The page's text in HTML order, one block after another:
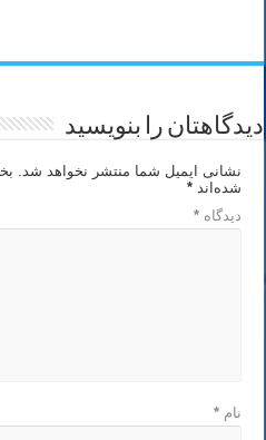
دیدگاهتان را بنویسید
نشانی ایمیل شما منتشر نخواهد شد.
شده‌اند*
دیدگاه*
نام*